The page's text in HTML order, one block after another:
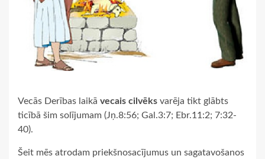
Vecās Derības laikā vecais cilvēks varēja tikt glābts
ticībā šim solījumam (Jņ.8:56; Gal.3:7; Ebr.11:2; 7:32-
40).
Šeit mēs atrodam priekšnosacījumus un sagatavošanos